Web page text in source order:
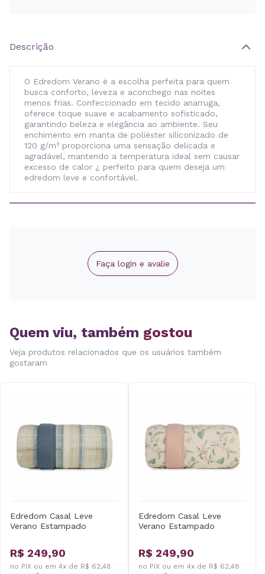
Descrição
O Edredom Verano é a escolha perfeita para quem
busca conforto, leveza e aconchego nas noites
menos frias. Confeccionado em tecido anarruga,
oferece toque suave e acabamento sofisticado,
garantindo beleza e elegância ao ambiente. Seu
enchimento em manta de poliéster siliconizado de
120 g/m² proporciona uma sensação delicada e
agradável, mantendo a temperatura ideal sem causar
excesso de calor ¿ perfeito para quem deseja um
edredom leve e confortável.
Faça login e avalie
Quem viu, também gostou
Veja produtos relacionados que os usuários também
gostaram
Edredom Casal Leve
Verano Estampado
R$ 249,90
no PIX ou em 4x de R$ 62,48
Edredom Casal Leve
Verano Estampado
R$ 249,90
no PIX ou em 4x de R$ 62,48